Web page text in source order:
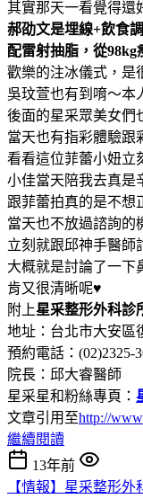
其實那天一看覺得還
郝劭文是埋線+飲食
配雷射抽脂，從98kg
歡樂的注冰儀式，是
吳玟萱也有到唷～本
後面的星采眾美女們
當天也有指彩體驗跟
看看這位菲蕾小妞立
小佳當天陪我去真是
跟菲蕾拍真的是不想
當天也不放過諮詢的
立刻就跟邱神手醫師
大概就是討論了一下
肯又很清晰呢♥
附上星采整形外科診
地址：台北市大安區
預約電話：(02)2325-
院長：邱大睿醫師
星采星和粉絲專頁：
文章引用至http://
繼續閱讀
13年前
【情報】星采整形